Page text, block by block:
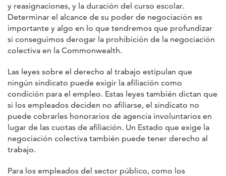
y reasignaciones, y la duración del curso escolar.
Determinar el alcance de su poder de negociación es
importante y algo en lo que tendremos que profundizar
si conseguimos derogar la prohibición de la negociación
colectiva en la Commonwealth.
Las leyes sobre el derecho al trabajo estipulan que
ningún sindicato puede exigir la afiliación como
condición para el empleo. Estas leyes también dictan que
si los empleados deciden no afiliarse, el sindicato no
puede cobrarles honorarios de agencia involuntarios en
lugar de las cuotas de afiliación. Un Estado que exige la
negociación colectiva también puede tener derecho al
trabajo.
Para los empleados del sector público, como los